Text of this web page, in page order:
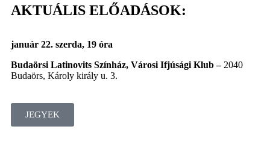
AKTUÁLIS ELŐADÁSOK:
január 22. szerda, 19 óra
Budaörsi Latinovits Színház, Városi Ifjúsági Klub – 2040
Budaörs, Károly király u. 3.
JEGYEK